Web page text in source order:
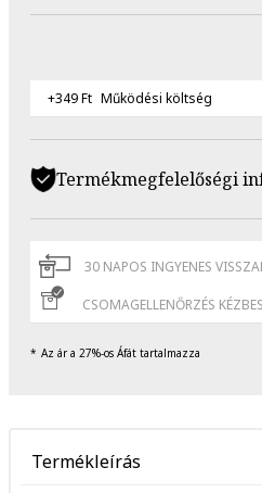
+349 Ft Működési költség
Termékmegfelelőségi
30 NAPOS INGYENES
CSOMAGELLENŐRZÉS
Az ár a 27%-os Áfát tartalmazza
Termékleírás